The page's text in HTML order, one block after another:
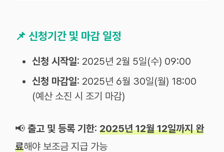
📌 신청기간 및 마감 일정
신청 시작일: 2025년 2월 5일(수) 09:00
신청 마감일: 2025년 6월 30일(월) 18:00
(예산 소진 시 조기 마감)
📢 출고 및 등록 기한: 2025년 12월 12일까지 완
료해야 보조금 지급 가능